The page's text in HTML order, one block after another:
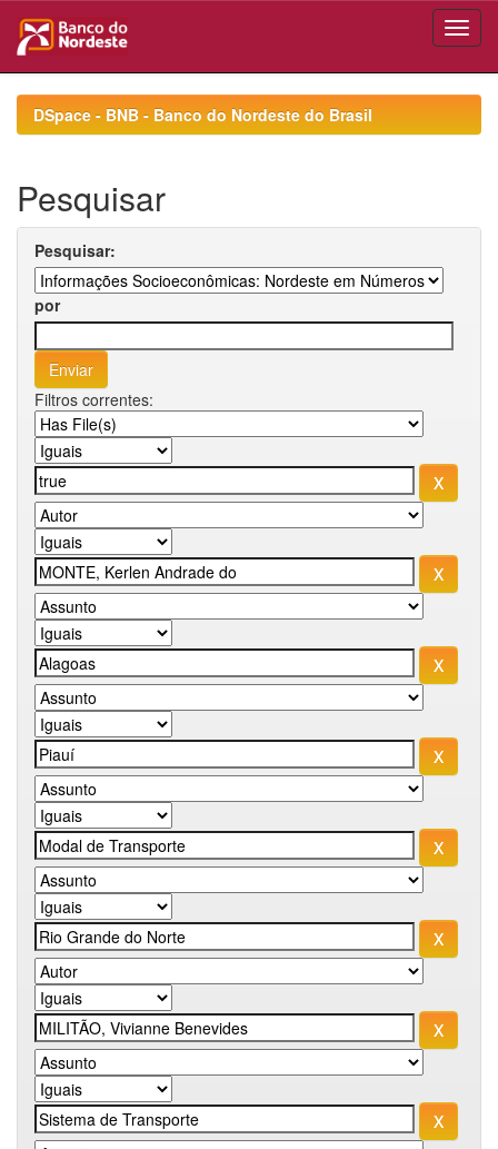
navigationDSpace - BNB - Banco do Nordeste do Brasil
Pesquisar
Pesquisar:
por
Filtros correntes: